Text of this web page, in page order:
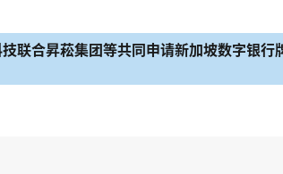
联合昇菘集团等共同申请新加坡数字银行